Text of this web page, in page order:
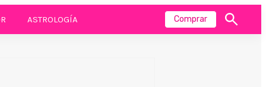
ASTROLOGÍA Comprar
Mostrar